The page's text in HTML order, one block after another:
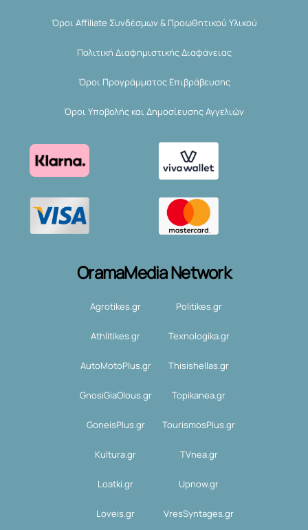
Όροι Affiliate Συνδέσμων & Προωθητικού Υλικού
Πολιτική Διαφημιστικής Διαφάνειας
Όροι Προγράμματος Επιβράβευσης
Όροι Υποβολής και Δημοσίευσης Αγγελιών
OramaMedia Network
Agrotikes.gr Politikes.gr
Athlitikes.gr Texnologika.gr
AutoMotoPlus.gr Thisishellas.gr
GnosiGiaOlous.gr Topikanea.gr
GoneisPlus.gr TourismosPlus.gr
Kultura.gr TVnea.gr
Loatki.gr Upnow.gr
Loveis.gr VresSyntages.gr